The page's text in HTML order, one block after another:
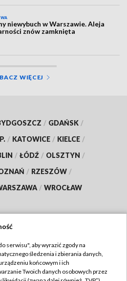
niewybuch w Warszawie. Aleja
znów zamknięta
WIĘCEJ
/ GDAŃSK /
/ KATOWICE / KIELCE /
/ ŁÓDŹ / OLSZTYN /
/ RZESZÓW /
/ WROCŁAW
TVP
TVP
serwisu", aby wyrazić zgody na
śledzenia i zbierania danych,
końcowym i ich
Twoich danych osobowych przez